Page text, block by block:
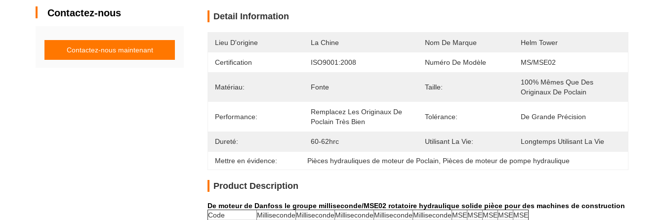
Contactez-nous
Contactez-nous maintenant
Detail Information
Lieu D'origine La Chine Nom De Marque Helm Tower
Certification ISO9001:2008 Numéro De Modèle MS/MSE02
Matériau: Fonte Taille:
100% Mêmes Que Des
Originaux De Poclain
Performance:
Remplacez Les Originaux De
Poclain Très Bien
Tolérance: De Grande Précision
Dureté: 60-62hrc Utilisant La Vie: Longtemps Utilisant La Vie
Mettre en évidence: Pièces hydrauliques de moteur de Poclain Pièces de moteur de pompe hydraulique
Product Description
De moteur de Danfoss le groupe milliseconde/MSE02 rotatoire hydraulique solide pièce pour des machines de construction
Code
MillisecondeMillisecondeMillisecondeMillisecondeMillisecondeMSEMSEMSEMSEMSE